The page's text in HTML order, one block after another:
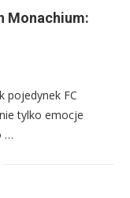
Monachium:
pojedynek FC
tylko emocje
…